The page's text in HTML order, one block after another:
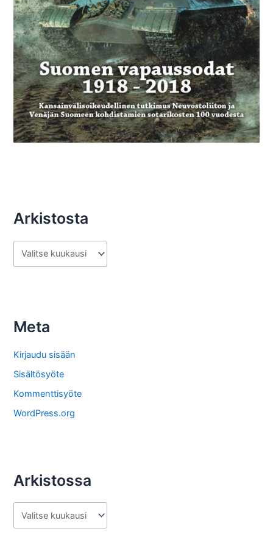
Arkistosta
r
s
o
s
t
a
Meta
Kirjaudu sisään
Sisältösyöte
Kommenttisyöte
WordPress.org
Arkistossa
r